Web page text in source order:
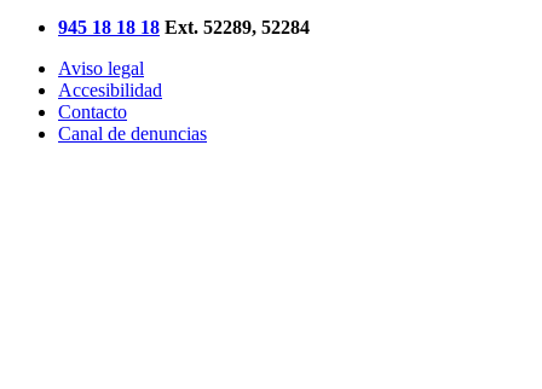
945 18 18 18 Ext. 52289, 52284
Aviso legal
Accesibilidad
Contacto
Canal de denuncias